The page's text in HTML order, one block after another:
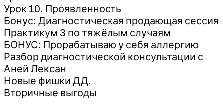
Урок 10. Проявленность
Бонус: Диагностическая продающая сессия
Практикум 3 по тяжёлым случаям
БОНУС: Прорабатываю у себя аллергию
Разбор диагностической консультации с
Аней Лексан
Новые фишки ДД.
Вторичные выгоды